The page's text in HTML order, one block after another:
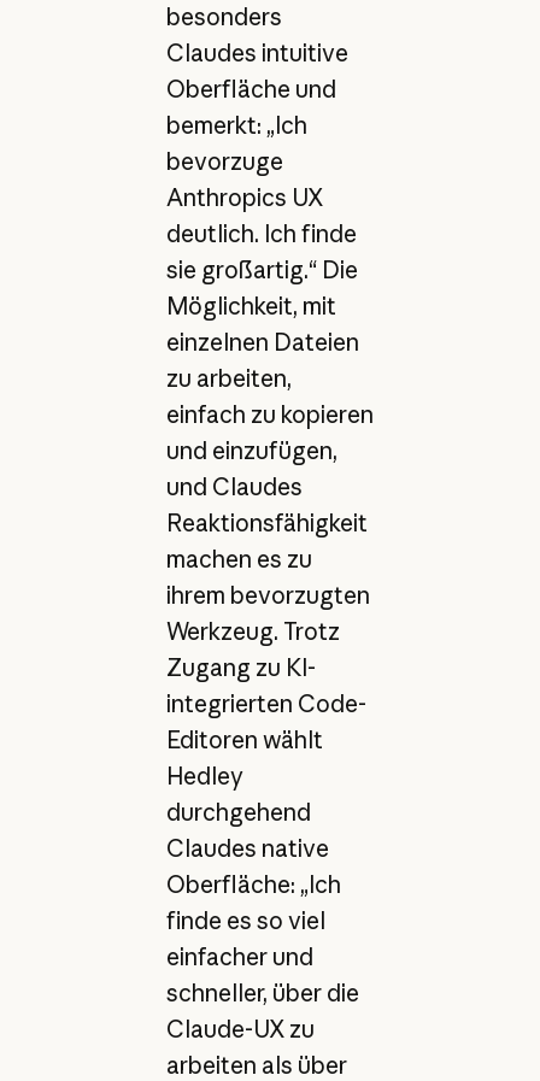
besonders
Claudes intuitive
Oberfläche und
bemerkt: „Ich
bevorzuge
Anthropics UX
deutlich. Ich finde
sie großartig.“ Die
Möglichkeit, mit
einzelnen Dateien
zu arbeiten,
einfach zu kopieren
und einzufügen,
und Claudes
Reaktionsfähigkeit
machen es zu
ihrem bevorzugten
Werkzeug. Trotz
Zugang zu KI-
integrierten Code-
Editoren wählt
Hedley
durchgehend
Claudes native
Oberfläche: „Ich
finde es so viel
einfacher und
schneller, über die
Claude-UX zu
arbeiten als über